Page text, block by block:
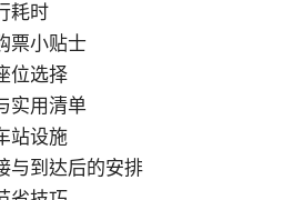
耗时
票小贴士
位选择
实用清单
站设施
与到达后的安排